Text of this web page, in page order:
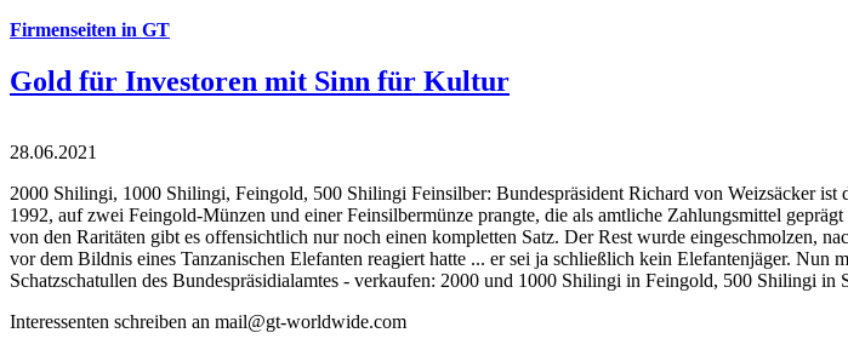
Firmenseiten in GT
Gold für Investoren mit Sinn für Kultur
28.06.2021
2000 Shilingi, 1000 Shilingi, Feingold, 500 Shilingi Feinsilber: Bundespräsident Richard von Weizsäcker ist
1992, auf zwei Feingold-Münzen und einer Feinsilbermünze prangte, die als amtliche Zahlungsmittel
von den Raritäten gibt es offensichtlich nur noch einen kompletten Satz. Der Rest wurde eingeschmolzen,
vor dem Bildnis eines Tanzanischen Elefanten reagiert hatte ... er sei ja schließlich kein Elefantenjäger.
Schatzschatullen des Bundespräsidialamtes - verkaufen: 2000 und 1000 Shilingi in Feingold, 500 Shilingi
Interessenten schreiben an mail@gt-worldwide.com